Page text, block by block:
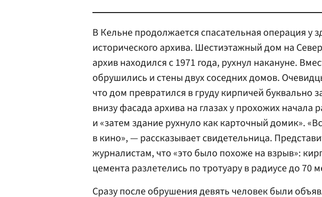
В Кельне продолжается спасательная операция у
исторического архива. Шестиэтажный дом на
архив находился с 1971 года, рухнул накануне.
обрушились и стены двух соседних домов.
что дом превратился в груду кирпичей буквально
внизу фасада архива на глазах у прохожих начала
и «затем здание рухнуло как карточный домик».
в кино», — рассказывает свидетельница.
журналистам, что «это было похоже на взрыв»:
цемента разлетелись по тротуару в радиусе до 70
Сразу после обрушения девять человек были